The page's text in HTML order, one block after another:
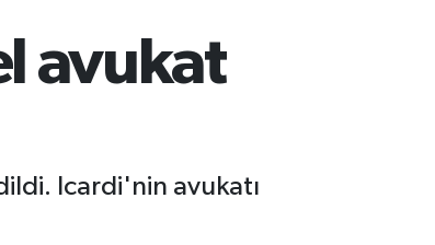
avukat
Icardi'nin avukatı